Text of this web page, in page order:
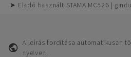
➤ Eladó használt STAMA MC526 |
A leírás fordítása automatikusan
nyelven.